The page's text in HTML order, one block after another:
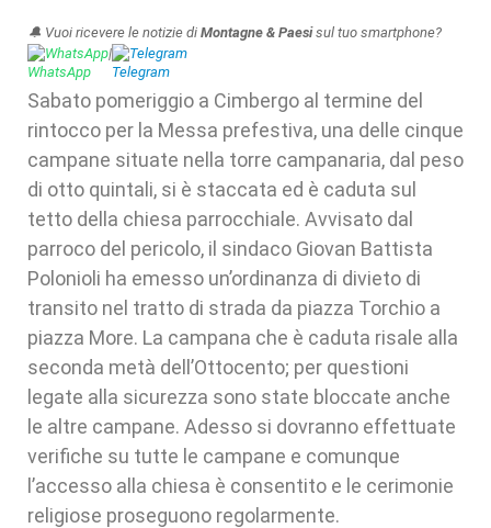
🔔 Vuoi ricevere le notizie di Montagne & Paesisul tuo smartphone?
WhatsApp| Telegram
Sabato pomeriggio a Cimbergo al termine del
rintocco per la Messa prefestiva, una delle cinque
campane situate nella torre campanaria, dal peso
di otto quintali, si è staccata ed è caduta sul
tetto della chiesa parrocchiale. Avvisato dal
parroco del pericolo, il sindaco Giovan Battista
Polonioli ha emesso un’ordinanza di divieto di
transito nel tratto di strada da piazza Torchio a
piazza More. La campana che è caduta risale alla
seconda metà dell’Ottocento; per questioni
legate alla sicurezza sono state bloccate anche
le altre campane. Adesso si dovranno effettuate
verifiche su tutte le campane e comunque
l’accesso alla chiesa è consentito e le cerimonie
religiose proseguono regolarmente.